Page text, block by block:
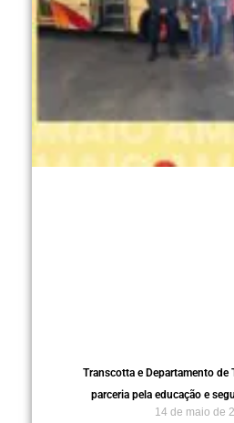
Transcotta e Departamento de
parceria pela educação e
14 de maio de